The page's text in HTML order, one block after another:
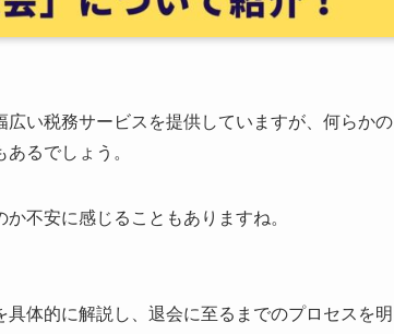
い税務サービスを提供していますが、何らかの
るでしょう。
不安に感じることもありますね。
体的に解説し、退会に至るまでのプロセスを明